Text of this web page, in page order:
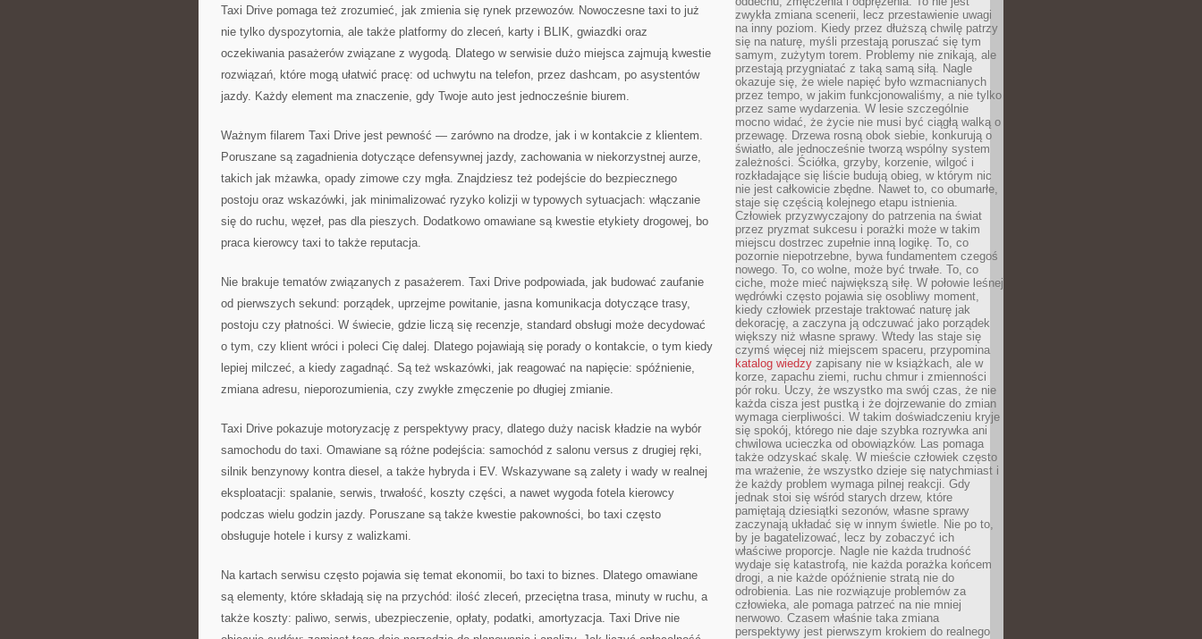
Taxi Drive pomaga też zrozumieć, jak zmienia się rynek przewozów. Nowoczesne taxi to już
nie tylko dyspozytornia, ale także platformy do zleceń, karty i BLIK, gwiazdki oraz
oczekiwania pasażerów związane z wygodą. Dlatego w serwisie dużo miejsca zajmują kwestie
rozwiązań, które mogą ułatwić pracę: od uchwytu na telefon, przez dashcam, po asystentów
jazdy. Każdy element ma znaczenie, gdy Twoje auto jest jednocześnie biurem.
Ważnym filarem Taxi Drive jest pewność — zarówno na drodze, jak i w kontakcie z klientem.
Poruszane są zagadnienia dotyczące defensywnej jazdy, zachowania w niekorzystnej aurze,
takich jak mżawka, opady zimowe czy mgła. Znajdziesz też podejście do bezpiecznego
postoju oraz wskazówki, jak minimalizować ryzyko kolizji w typowych sytuacjach: włączanie
się do ruchu, węzeł, pas dla pieszych. Dodatkowo omawiane są kwestie etykiety drogowej, bo
praca kierowcy taxi to także reputacja.
Nie brakuje tematów związanych z pasażerem. Taxi Drive podpowiada, jak budować zaufanie
od pierwszych sekund: porządek, uprzejme powitanie, jasna komunikacja dotyczące trasy,
postoju czy płatności. W świecie, gdzie liczą się recenzje, standard obsługi może decydować
o tym, czy klient wróci i poleci Cię dalej. Dlatego pojawiają się porady o kontakcie, o tym kiedy
lepiej milczeć, a kiedy zagadnąć. Są też wskazówki, jak reagować na napięcie: spóźnienie,
zmiana adresu, nieporozumienia, czy zwykłe zmęczenie po długiej zmianie.
Taxi Drive pokazuje motoryzację z perspektywy pracy, dlatego duży nacisk kładzie na wybór
samochodu do taxi. Omawiane są różne podejścia: samochód z salonu versus z drugiej ręki,
silnik benzynowy kontra diesel, a także hybryda i EV. Wskazywane są zalety i wady w realnej
eksploatacji: spalanie, serwis, trwałość, koszty części, a nawet wygoda fotela kierowcy
podczas wielu godzin jazdy. Poruszane są także kwestie pakowności, bo taxi często
obsługuje hotele i kursy z walizkami.
Na kartach serwisu często pojawia się temat ekonomii, bo taxi to biznes. Dlatego omawiane
są elementy, które składają się na przychód: ilość zleceń, przeciętna trasa, minuty w ruchu, a
także koszty: paliwo, serwis, ubezpieczenie, opłaty, podatki, amortyzacja. Taxi Drive nie
zwykła zmiana scenerii, lecz przestawienie uwagi
na inny poziom. Kiedy przez dłuższą chwilę patrzy
się na naturę, myśli przestają poruszać się tym
samym, zużytym torem. Problemy nie znikają, ale
przestają przygniatać z taką samą siłą. Nagle
okazuje się, że wiele napięć było wzmacnianych
przez tempo, w jakim funkcjonowaliśmy, a nie tylko
przez same wydarzenia. W lesie szczególnie
mocno widać, że życie nie musi być ciągłą walką o
przewagę. Drzewa rosną obok siebie, konkurują o
światło, ale jednocześnie tworzą wspólny system
zależności. Ściółka, grzyby, korzenie, wilgoć i
rozkładające się liście budują obieg, w którym nic
nie jest całkowicie zbędne. Nawet to, co obumarłe,
staje się częścią kolejnego etapu istnienia.
Człowiek przyzwyczajony do patrzenia na świat
przez pryzmat sukcesu i porażki może w takim
miejscu dostrzec zupełnie inną logikę. To, co
pozornie niepotrzebne, bywa fundamentem czegoś
nowego. To, co wolne, może być trwałe. To, co
ciche, może mieć największą siłę. W połowie leśnej
wędrówki często pojawia się osobliwy moment,
kiedy człowiek przestaje traktować naturę jak
dekorację, a zaczyna ją odczuwać jako porządek
większy niż własne sprawy. Wtedy las staje się
czymś więcej niż miejscem spaceru, przypomina
katalog wiedzy zapisany nie w książkach, ale w
korze, zapachu ziemi, ruchu chmur i zmienności
pór roku. Uczy, że wszystko ma swój czas, że nie
każda cisza jest pustką i że dojrzewanie do zmian
wymaga cierpliwości. W takim doświadczeniu kryje
się spokój, którego nie daje szybka rozrywka ani
chwilowa ucieczka od obowiązków. Las pomaga
także odzyskać skalę. W mieście człowiek często
ma wrażenie, że wszystko dzieje się natychmiast i
że każdy problem wymaga pilnej reakcji. Gdy
jednak stoi się wśród starych drzew, które
pamiętają dziesiątki sezonów, własne sprawy
zaczynają układać się w innym świetle. Nie po to,
by je bagatelizować, lecz by zobaczyć ich
właściwe proporcje. Nagle nie każda trudność
wydaje się katastrofą, nie każda porażka końcem
drogi, a nie każde opóźnienie stratą nie do
odrobienia. Las nie rozwiązuje problemów za
człowieka, ale pomaga patrzeć na nie mniej
nerwowo. Czasem właśnie taka zmiana
perspektywy jest pierwszym krokiem do realnego